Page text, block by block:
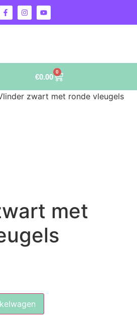
€0.00
0
zwart met ronde vleugels
met